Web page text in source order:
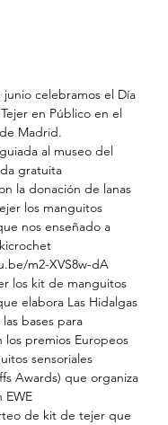
celebramos el Día
en Público en el
Madrid.
al museo del
gratuita
la donación de lanas
los manguitos
nos enseñado a
m2-XVS8w-dA
los kit de manguitos
elabora Las Hidalgas
bases para
los premios Europeos
sensoriales
Awards) que organiza
EWE
de kit de tejer que